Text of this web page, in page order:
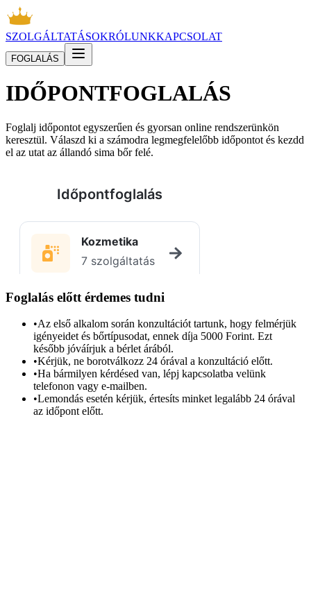
SZOLGÁLTATÁSOKRÓLUNKKAPCSOLAT
FOGLALÁS
IDŐPONTFOGLALÁS
Foglalj időpontot egyszerűen és gyorsan online rendszerünkön
keresztül. Válaszd ki a számodra legmegfelelőbb időpontot és kezdd
el az utat az állandó sima bőr felé.
Foglalás előtt érdemes tudni
•Az első alkalom során konzultációt tartunk, hogy felmérjük
igényeidet és bőrtípusodat, ennek díja 5000 Forint. Ezt
később jóváírjuk a bérlet árából.
•Kérjük, ne borotválkozz 24 órával a konzultáció előtt.
•Ha bármilyen kérdésed van, lépj kapcsolatba velünk
telefonon vagy e-mailben.
•Lemondás esetén kérjük, értesíts minket legalább 24 órával
az időpont előtt.